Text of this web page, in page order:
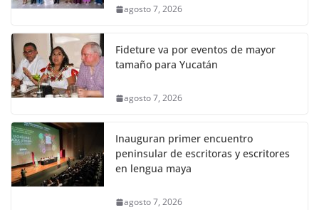
agosto 7, 2026
Fideture va por eventos de mayor
tamaño para Yucatán
agosto 7, 2026
Inauguran primer encuentro
peninsular de escritoras y escritores
en lengua maya
agosto 7, 2026